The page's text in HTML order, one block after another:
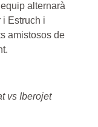
alternarà
i Estruch i
amistosos de
vs Iberojet